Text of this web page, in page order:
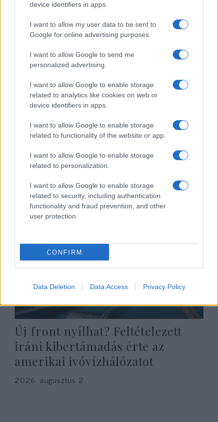
device identifiers in apps.
I want to allow my user data to be sent to
Google for online advertising purposes.
I want to allow Google to send me
personalized advertising.
I want to allow Google to enable storage
related to analytics like cookies on web or
device identifiers in apps.
I want to allow Google to enable storage
related to functionality of the website or app.
I want to allow Google to enable storage
related to personalization.
I want to allow Google to enable storage
related to security, including authentication
functionality and fraud prevention, and other
user protection.
CONFIRM
Data Deletion Data Access Privacy Policy
Megyeri Jonatán: Hiába váltanák
le Netanjahut, az iráni
fenyegetés elleni háború akkor is
folytatódni fog
2026. augusztus 2.
Új front nyílhat? Feltételezett
iráni kibertámadás érte az
amerikai ivóvízhálózatot
2026. augusztus 2.